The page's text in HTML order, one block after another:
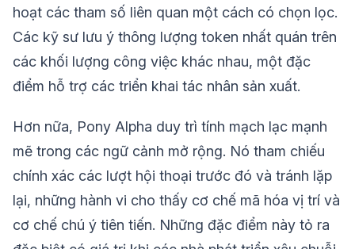
hoạt các tham số liên quan một cách có chọn lọc.
Các kỹ sư lưu ý thông lượng token nhất quán trên
các khối lượng công việc khác nhau, một đặc
điểm hỗ trợ các triển khai tác nhân sản xuất.
Hơn nữa, Pony Alpha duy trì tính mạch lạc mạnh
mẽ trong các ngữ cảnh mở rộng. Nó tham chiếu
chính xác các lượt hội thoại trước đó và tránh lặp
lại, những hành vi cho thấy cơ chế mã hóa vị trí và
cơ chế chú ý tiên tiến. Những đặc điểm này tỏ ra